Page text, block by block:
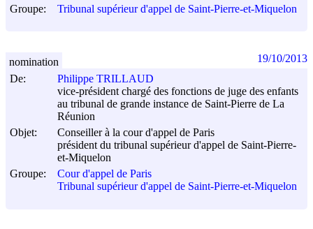
Groupe:
Tribunal supérieur d'appel de Saint-Pierre-et-Miquelon
De:
Philippe TRILLAUD
vice-président chargé des fonctions de juge des enfants
au tribunal de grande instance de Saint-Pierre de La
Réunion
Objet:
Conseiller à la cour d'appel de Paris
président du tribunal supérieur d'appel de Saint-Pierre-
et-Miquelon
Groupe:
Cour d'appel de Paris
Tribunal supérieur d'appel de Saint-Pierre-et-Miquelon
nomination 19/10/2013